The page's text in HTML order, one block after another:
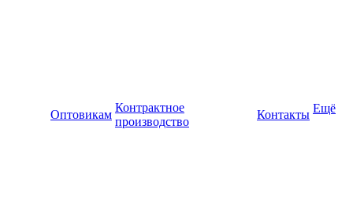
Оптовикам
Контрактное
производство
Контакты Ещё